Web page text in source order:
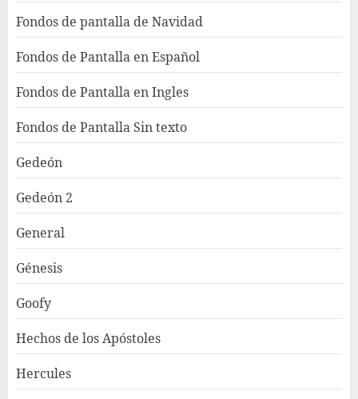
Fondos de pantalla de Navidad
Fondos de Pantalla en Español
Fondos de Pantalla en Ingles
Fondos de Pantalla Sin texto
Gedeón
Gedeón 2
General
Génesis
Goofy
Hechos de los Apóstoles
Hercules